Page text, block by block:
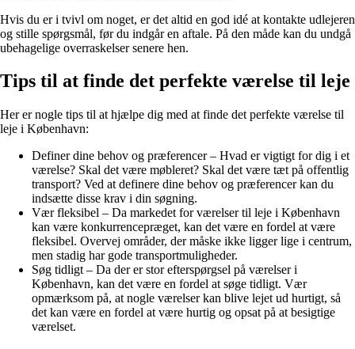
Hvis du er i tvivl om noget, er det altid en god idé at kontakte udlejeren
og stille spørgsmål, før du indgår en aftale. På den måde kan du undgå
ubehagelige overraskelser senere hen.
Tips til at finde det perfekte værelse til leje
Her er nogle tips til at hjælpe dig med at finde det perfekte værelse til
leje i København:
Definer dine behov og præferencer – Hvad er vigtigt for dig i et
værelse? Skal det være møbleret? Skal det være tæt på offentlig
transport? Ved at definere dine behov og præferencer kan du
indsætte disse krav i din søgning.
Vær fleksibel – Da markedet for værelser til leje i København
kan være konkurrencepræget, kan det være en fordel at være
fleksibel. Overvej områder, der måske ikke ligger lige i centrum,
men stadig har gode transportmuligheder.
Søg tidligt – Da der er stor efterspørgsel på værelser i
København, kan det være en fordel at søge tidligt. Vær
opmærksom på, at nogle værelser kan blive lejet ud hurtigt, så
det kan være en fordel at være hurtig og opsat på at besigtige
værelset.